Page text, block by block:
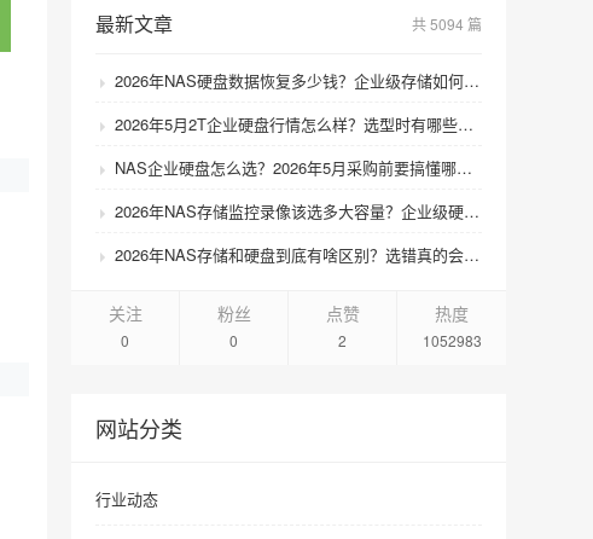
最新文章 共 5094 篇
2026年NAS硬盘数据恢复多少钱？企业级存储如何避免数据丢失风险？
2026年5月2T企业硬盘行情怎么样？选型时有哪些避坑技巧？
NAS企业硬盘怎么选？2026年5月采购前要搞懂哪些坑？
2026年NAS存储监控录像该选多大容量？企业级硬盘怎么搭配才划算？
2026年NAS存储和硬盘到底有啥区别？选错真的会后悔吗？
关注
0
粉丝
0
点赞
2
热度
1052983
网站分类
行业动态